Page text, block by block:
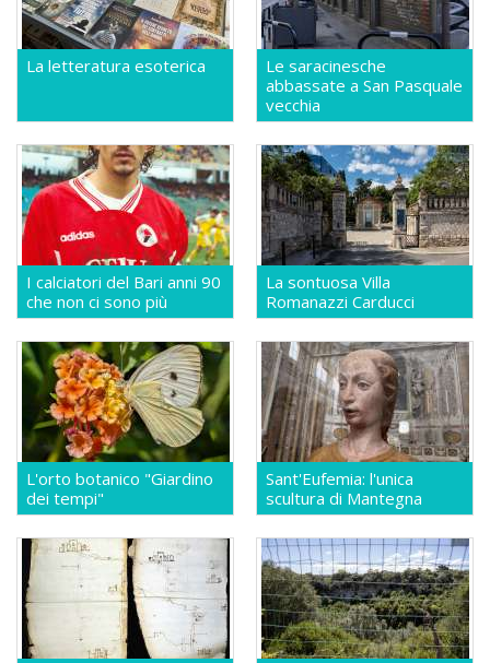
La letteratura esoterica
Le saracinesche
abbassate a San Pasquale
vecchia
I calciatori del Bari anni 90
che non ci sono più
La sontuosa Villa
Romanazzi Carducci
L'orto botanico "Giardino
dei tempi"
Sant'Eufemia: l'unica
scultura di Mantegna